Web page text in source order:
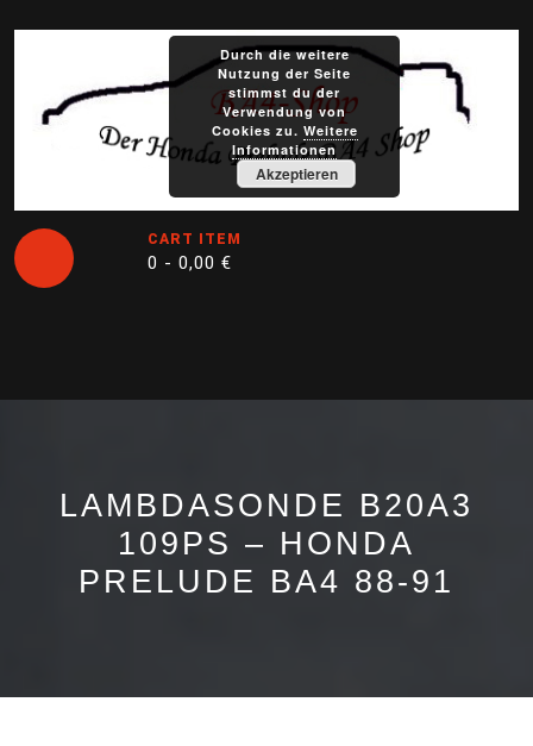
CART ITEM
0 - 0,00 €
Button
LAMBDASONDE B20A3
109PS – HONDA
PRELUDE BA4 88-91
Durch die weitere
Nutzung der Seite
stimmst du der
Verwendung von
Cookies zu. Weitere
Informationen
Akzeptieren